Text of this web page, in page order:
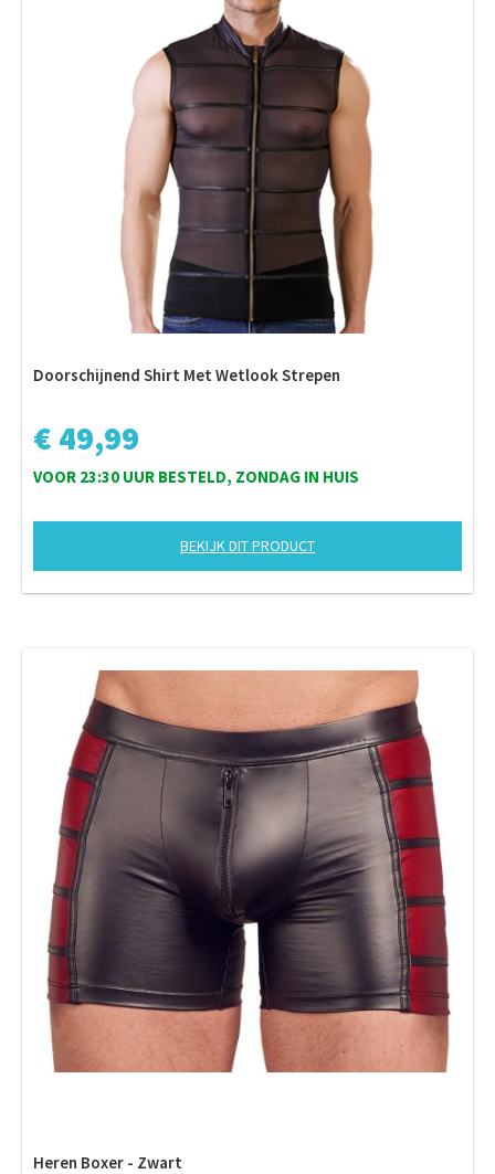
Doorschijnend Shirt Met Wetlook Strepen
€ 49,99
VOOR 23:30 UUR BESTELD, ZONDAG IN HUIS
BEKIJK DIT PRODUCT
Heren Boxer - Zwart